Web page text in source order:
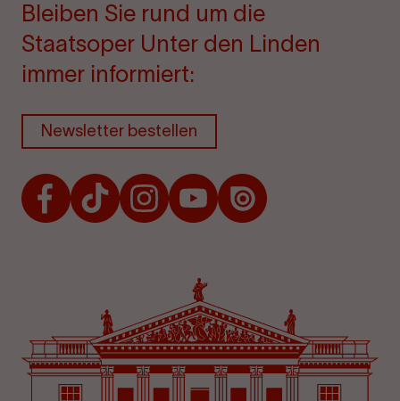
Bleiben Sie rund um die
Staatsoper Unter den Linden
immer informiert:
Newsletter bestellen
FacebookTikTokInstagramYoutubeIssuu